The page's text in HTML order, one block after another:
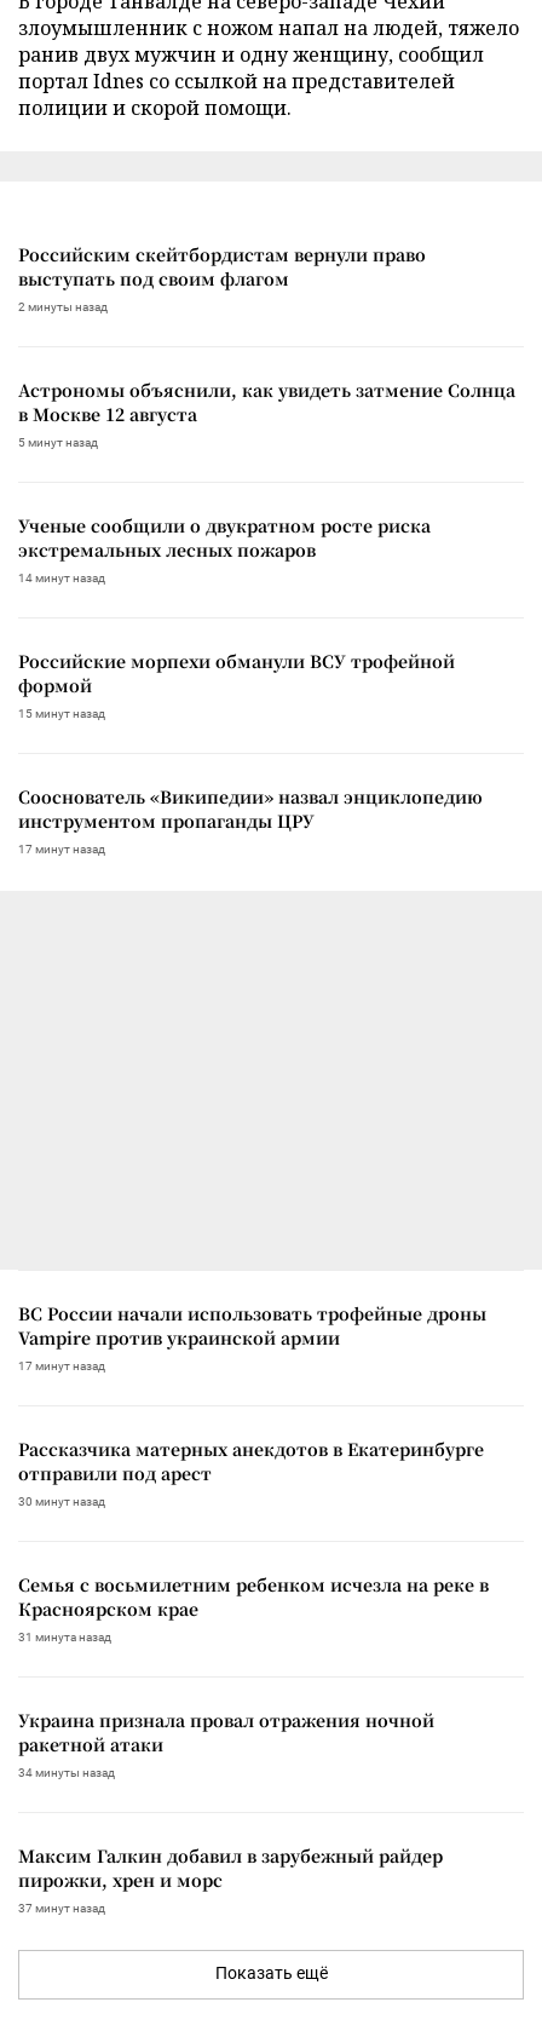
злоумышленник с ножом напал на людей, тяжело
ранив двух мужчин и одну женщину, сообщил
портал Idnes со ссылкой на представителей
полиции и скорой помощи.
Российским скейтбордистам вернули право
выступать под своим флагом
2 минуты назад
Астрономы объяснили, как увидеть затмение Солнца
в Москве 12 августа
5 минут назад
Ученые сообщили о двукратном росте риска
экстремальных лесных пожаров
14 минут назад
Российские морпехи обманули ВСУ трофейной
формой
15 минут назад
Сооснователь «Википедии» назвал энциклопедию
инструментом пропаганды ЦРУ
17 минут назад
ВС России начали использовать трофейные дроны
Vampire против украинской армии
17 минут назад
Рассказчика матерных анекдотов в Екатеринбурге
отправили под арест
30 минут назад
Семья с восьмилетним ребенком исчезла на реке в
Красноярском крае
31 минута назад
Украина признала провал отражения ночной
ракетной атаки
34 минуты назад
Максим Галкин добавил в зарубежный райдер
пирожки, хрен и морс
37 минут назад
Показать ещё